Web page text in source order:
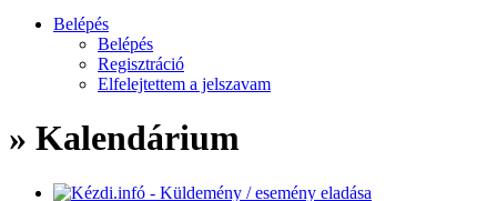
Belépés
Belépés
Regisztráció
Elfelejtettem a jelszavam
» Kalendárium